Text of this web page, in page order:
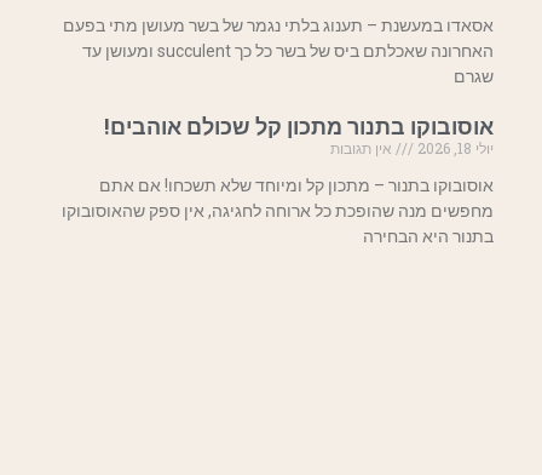
אסאדו במעשנת – תענוג בלתי נגמר של בשר מעושן מתי בפעם
האחרונה שאכלתם ביס של בשר כל כך succulent ומעושן עד
שגרם
אוסובוקו בתנור מתכון קל שכולם אוהבים!
יולי 18, 2026
אין תגובות
אוסובוקו בתנור – מתכון קל ומיוחד שלא תשכחו! אם אתם
מחפשים מנה שהופכת כל ארוחה לחגיגה, אין ספק שהאוסובוקו
בתנור היא הבחירה